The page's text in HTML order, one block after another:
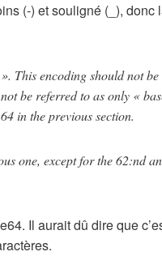
(-) et souligné (_), donc
This encoding should not
be referred to as only «
in the previous section.
one, except for the 62:nd
Il aurait dû dire que